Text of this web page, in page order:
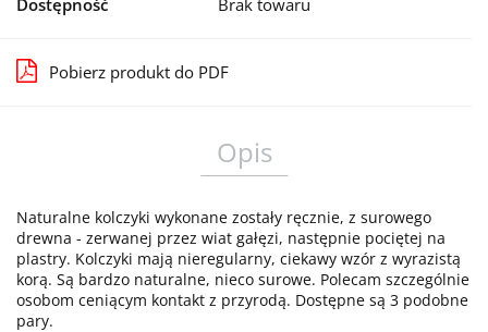
Dostępność Brak towaru
Pobierz produkt do PDF
Opis
Naturalne kolczyki wykonane zostały ręcznie, z surowego
drewna - zerwanej przez wiat gałęzi, następnie pociętej na
plastry. Kolczyki mają nieregularny, ciekawy wzór z wyrazistą
korą. Są bardzo naturalne, nieco surowe. Polecam szczególnie
osobom ceniącym kontakt z przyrodą. Dostępne są 3 podobne
pary.